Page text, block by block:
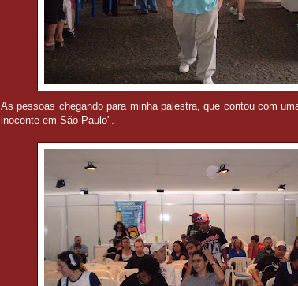
As pessoas chegando para minha palestra, que contou com
inocente em São Paulo".